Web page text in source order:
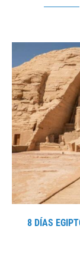
8 DÍAS